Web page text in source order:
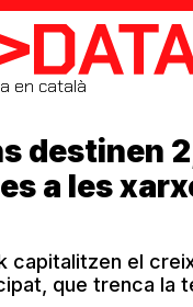
en català
destinen
a les
capitalitzen el
que trenca la